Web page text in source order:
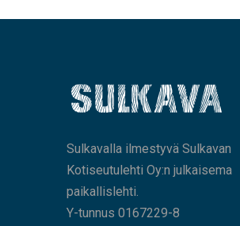
Sulkavalla ilmestyvä Sulkavan
Kotiseutulehti Oy:n julkaisema
paikallislehti.
Y-tunnus 0167229-8